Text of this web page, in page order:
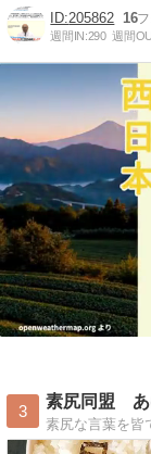
205862 16
週間IN:290 週間
3
素尻同盟 あ